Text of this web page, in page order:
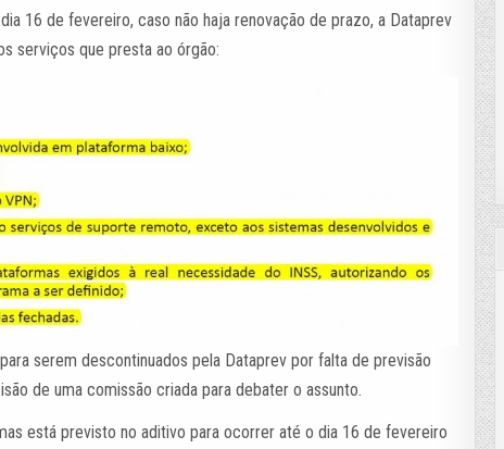
16 de fevereiro, caso não haja renovação de prazo, a Dataprev
serviços que presta ao órgão:
serem descontinuados pela Dataprev por falta de previsão
de uma comissão criada para debater o assunto.
está previsto no aditivo para ocorrer até o dia 16 de fevereiro